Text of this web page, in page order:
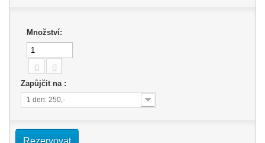
Množství:
Zapůjčit na :
1 den: 250,-
Rezervovat